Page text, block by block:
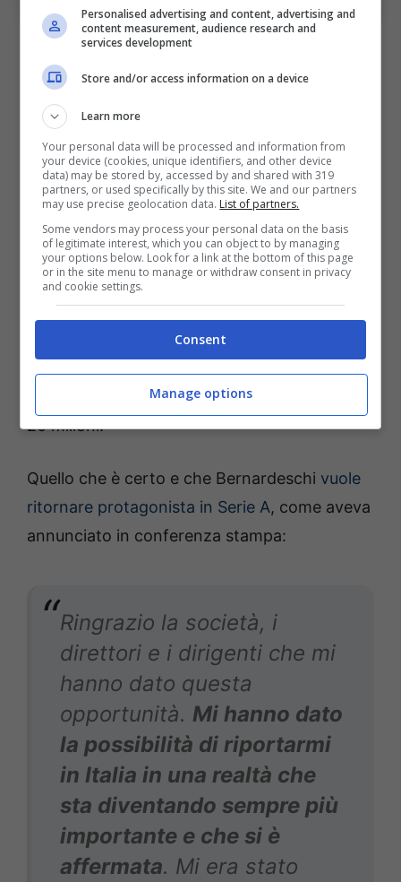
Bologna, la tanta voglia di
Bernardeschi di rientrare
L’ala italiana molto probabilmente potrebbe
rientrare a ridosso della prima giornata, un
vero e proprio sospiro di sollievo rispetto alle
voci iniziali che temevano una rottura del
crociato e un conseguente stop di almeno sei
mesi. La prognosi parla di almeno tre
settimane di stop, un avvenimento che
comunque ha portato Sartori e Di Vaio a
ritornare sui talenti brasiliani Kevin e Wesley. Il
milioni, mentre il secondo ha una richiesta sui
20 milioni.
Quello che è certo e che Bernardeschi vuole
ritornare protagonista in Serie A, come aveva
annunciato in conferenza stampa:
Ringrazio la società, i
direttori e i dirigenti che mi
hanno dato questa
opportunità. Mi hanno dato
la possibilità di riportarmi
in Italia in una realtà che
sta diventando sempre più
importante e che si è
affermata. Mi era stato
Personalised advertising and content, advertising and
content measurement, audience research and
services development
Store and/or access information on a device
Learn more
Your personal data will be processed and information from
your device (cookies, unique identifiers, and other device
data) may be stored by, accessed by and shared with 319
partners, or used specifically by this site. We and our partners
may use precise geolocation data. List of partners.
Some vendors may process your personal data on the basis
of legitimate interest, which you can object to by managing
your options below. Look for a link at the bottom of this page
or in the site menu to manage or withdraw consent in privacy
and cookie settings.
Consent
Manage options